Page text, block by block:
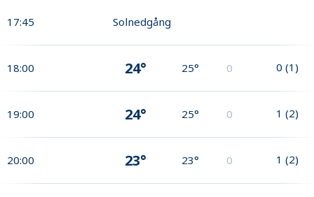
17:45 Solnedgång
18:00 24° 25° 0 0 (1)
19:00 24° 25° 0 1 (2)
20:00 23° 23° 0 1 (2)